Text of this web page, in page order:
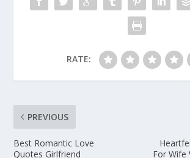
RATE:
PREVIOUS
Best Romantic Love
Quotes Girlfriend
For Wife